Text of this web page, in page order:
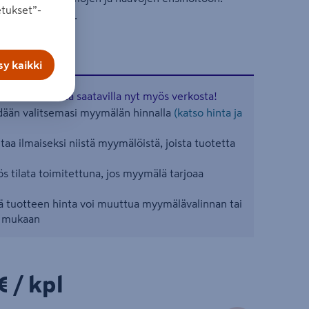
kannettavaksi.
tuotteita saatavilla nyt myös verkosta!
valitsemasi myymälän hinnalla (katso hinta ja
ilmaiseksi niistä myymälöistä, joista tuotetta
tilata toimitettuna, jos myymälä tarjoaa
tuotteen hinta voi muuttua myymälävalinnan tai
kpl
/ kpl
kaikki